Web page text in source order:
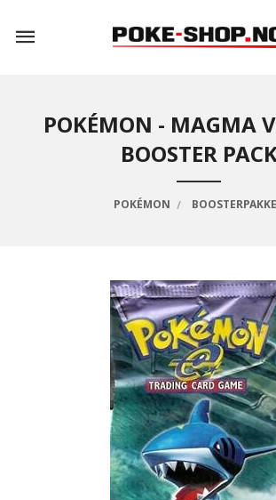
innholdet
POKÉMON - MAGMA
BOOSTER
POKÉMON